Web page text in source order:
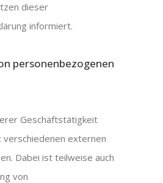
dieser
informiert.
personenbezogenen
Geschäftstätigkeit
externen
Dabei ist teilweise auch
von